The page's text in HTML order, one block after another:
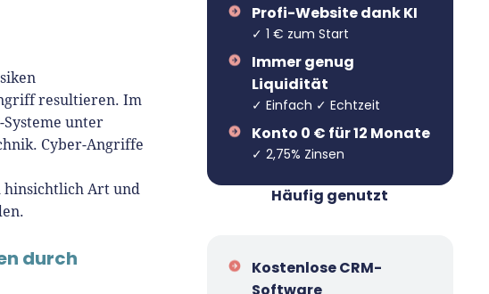
resultieren. Im
unter
Cyber-Angriffe
hinsichtlich Art und
durch
Profi-Website dank KI
✓ 1 € zum Start
Immer genug
Liquidität
✓ Einfach ✓ Echtzeit
Konto 0 € für 12 Monate
✓ 2,75% Zinsen
Häufig genutzt
Kostenlose CRM-